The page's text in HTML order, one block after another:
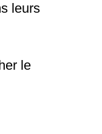
leurs
le